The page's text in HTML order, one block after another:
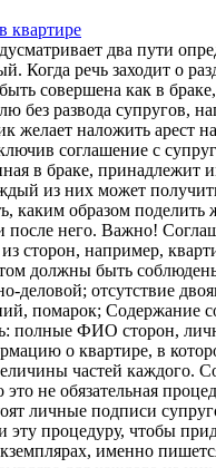
квартире
два пути
Когда речь заходит о
совершена как в
без развода супругов,
желает наложить арест
соглашение с
в браке,
из них может
каким образом поделить
после него. Важно!
сторон, например,
должны быть
деловой; отсутствие
помарок; Содержание
полные ФИО сторон,
о квартире, в
частей каждого.
не обязательная
личные подписи
эту процедуру, чтобы
именно